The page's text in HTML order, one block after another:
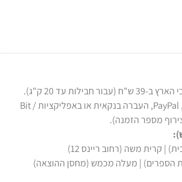
עד 20 ק"ג).
כרטיסי אשראי, PayPal, העברה בנקאית או באפליקציות Bit /
| קרית משה (רחוב ריינס 12)
הספרים) | מעלה מכמש (מחסן ההוצאה)